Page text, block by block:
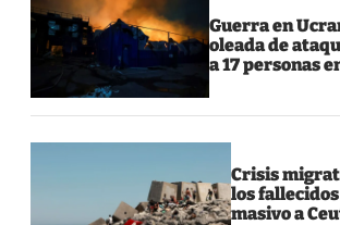
Guerra en
oleada de
a 17 personas
Crisis
los
masivo a